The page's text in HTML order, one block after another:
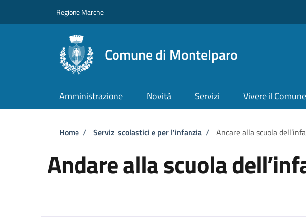
Regione Marche
Comune di Montelparo
Amministrazione Novità Servizi Vivere il Comune
Briciole di pane
Home / Servizi scolastici e per l'infanzia / Andare alla scuola
Andare alla scuola